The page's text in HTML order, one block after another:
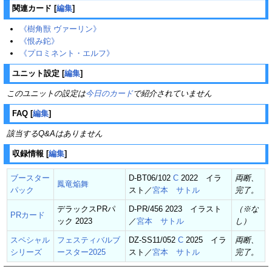
関連カード [編集]
《樹角獣 ヴァーリン》
《恨み鉈》
《プロミネント・エルフ》
ユニット設定 [編集]
このユニットの設定は今日のカードで紹介されていません
FAQ [編集]
該当するQ&Aはありません
収録情報 [編集]
ブースター
パック
鳳竜焔舞
D-BT06/102 C 2022 イラ
スト／宮本 サトル
両断、
完了。
PRカード
デラックスPRパ
ック 2023
D-PR/456 2023 イラスト
／宮本 サトル
（※な
し）
スペシャル
シリーズ
フェスティバルブ
ースター2025
DZ-SS11/052 C 2025 イラ
スト／宮本 サトル
両断、
完了。